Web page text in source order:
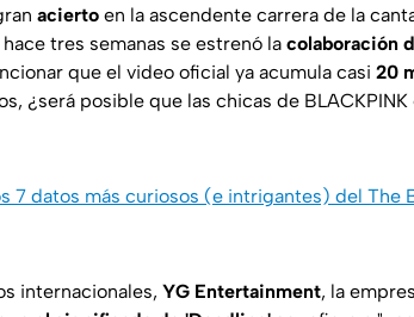
acierto en la ascendente carrera de la
tres semanas se estrenó la colaboración
que el video oficial ya acumula casi 20
¿será posible que las chicas de
7 datos más curiosos (e intrigantes) del The
internacionales, YG Entertainment, la